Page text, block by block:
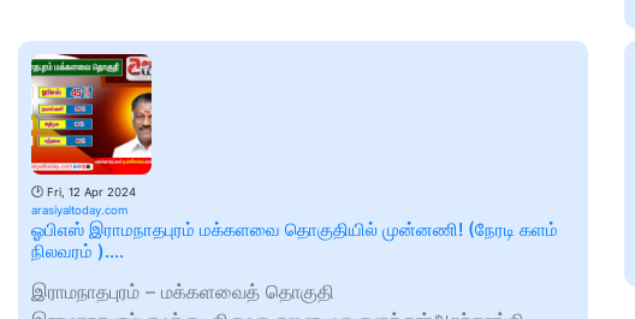
🕑 Fri, 12 Apr 2024
arasiyaltoday.com
ஓபிஎஸ் இராமநாதபுரம் மக்களவை தொகுதியில் முன்னணி! (நேரடி களம்
நிலவரம் )….
இராமநாதபுரம் – மக்களவைத் தொகுதி